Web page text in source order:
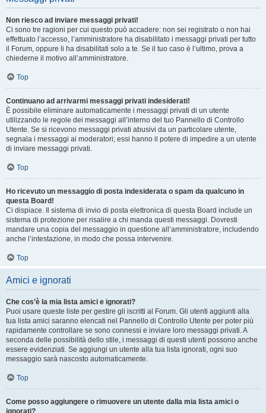
Non riesco ad inviare messaggi privati!
Ci sono tre ragioni per cui questo può accadere: non sei registrato o non hai
effettuato l’accesso, l’amministratore ha disabilitato i messaggi privati per tutto
il Forum, oppure li ha disabilitati solo a te. Se il tuo caso è l’ultimo, prova a
chiederne il motivo all’amministratore.
Top
Continuano ad arrivarmi messaggi privati indesiderati!
È possibile eliminare automaticamente i messaggi privati ​​di un utente
utilizzando le regole dei messaggi all’interno del tuo Pannello di Controllo
Utente. Se si ricevono messaggi privati ​​abusivi da un particolare utente,
segnala i messaggi ai moderatori; essi hanno il potere di impedire a un utente
di inviare messaggi privati​​.
Top
Ho ricevuto un messaggio di posta indesiderata o spam da qualcuno in
questa Board!
Ci dispiace. Il sistema di invio di posta elettronica di questa Board include un
sistema di protezione per risalire a chi manda questi messaggi. Dovresti
mandare una copia del messaggio in questione all’amministratore, includendo
anche l’intestazione, in modo che possa intervenire.
Top
Amici e ignorati
Che cos’è la mia lista amici e ignorati?
Puoi usare queste liste per gestire gli iscritti al Forum. Gli utenti aggiunti alla
tua lista amici saranno elencati nel Pannello di Controllo Utente per poter più
rapidamente controllare se sono connessi e inviare loro messaggi privati. A
seconda delle possibilità dello stile, i messaggi di questi utenti possono anche
essere evidenziati. Se aggiungi un utente alla tua lista ignorati, ogni suo
messaggio sarà nascosto automaticamente.
Top
Come posso aggiungere o rimuovere un utente dalla mia lista amici o
ignorati?